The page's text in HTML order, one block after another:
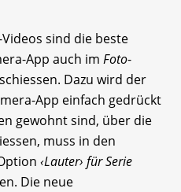
sind die beste
App auch im Foto-
Dazu wird der
App einfach gedrückt
gewohnt sind, über die
muss in den
‹Lauter› für Serie
Die neue